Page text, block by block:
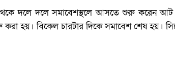
দলে দলে সমাবেশস্থলে আসতে শুরু করেন আট
করা হয়। বিকেল চারটার দিকে সমাবেশ শেষ হয়।